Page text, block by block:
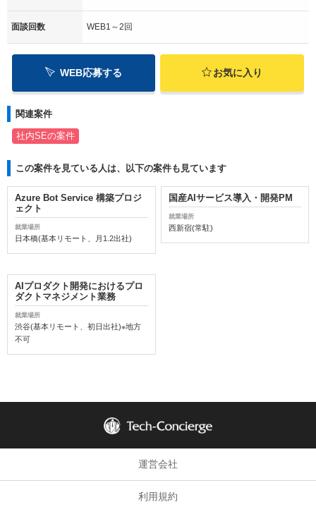
面談回数 WEB1～2回
WEB応募する お気に入り
関連案件
社内SEの案件
この案件を見ている人は、以下の案件も見ています
Azure Bot Service 構築プロジ
ェクト
就業場所
日本橋(基本リモート、月1.2出社)
国産AIサービス導入・開発PM
就業場所
西新宿(常駐)
AIプロダクト開発におけるプロ
ダクトマネジメント業務
就業場所
渋谷(基本リモート、初日出社)※地方
不可
運営会社
利用規約